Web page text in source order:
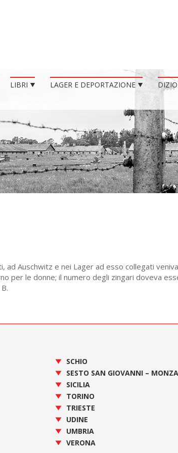
LIBRI LAGER E DEPORTAZIONE
Auschwitz e nei Lager ad esso collegati veniva
per le donne; il numero degli zingari doveva
SCHIO
SESTO SAN GIOVANNI – MONZA
SICILIA
TORINO
TRIESTE
UDINE
UMBRIA
VERONA